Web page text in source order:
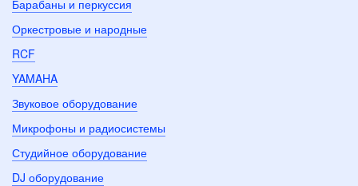
Барабаны и перкуссия
Оркестровые и народные
RCF
YAMAHA
Звуковое оборудование
Микрофоны и радиосистемы
Студийное оборудование
DJ оборудование